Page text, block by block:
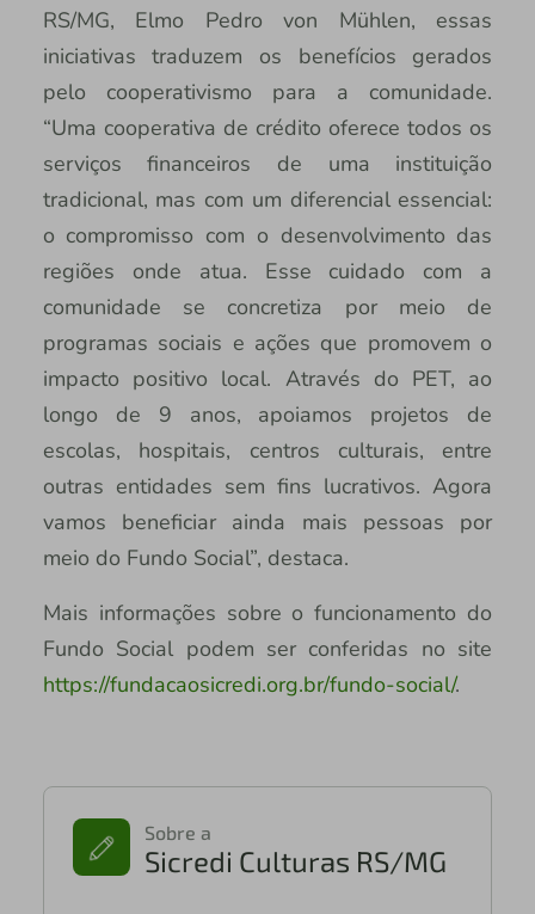
RS/MG, Elmo Pedro von Mühlen, essas
iniciativas traduzem os benefícios gerados
pelo cooperativismo para a comunidade.
“Uma cooperativa de crédito oferece todos os
serviços financeiros de uma instituição
tradicional, mas com um diferencial essencial:
o compromisso com o desenvolvimento das
regiões onde atua. Esse cuidado com a
comunidade se concretiza por meio de
programas sociais e ações que promovem o
impacto positivo local. Através do PET, ao
longo de 9 anos, apoiamos projetos de
escolas, hospitais, centros culturais, entre
outras entidades sem fins lucrativos. Agora
vamos beneficiar ainda mais pessoas por
meio do Fundo Social”, destaca.
Mais informações sobre o funcionamento do
Fundo Social podem ser conferidas no site
https://fundacaosicredi.org.br/fundo-social/.
Sobre a
Sicredi Culturas RS/MG